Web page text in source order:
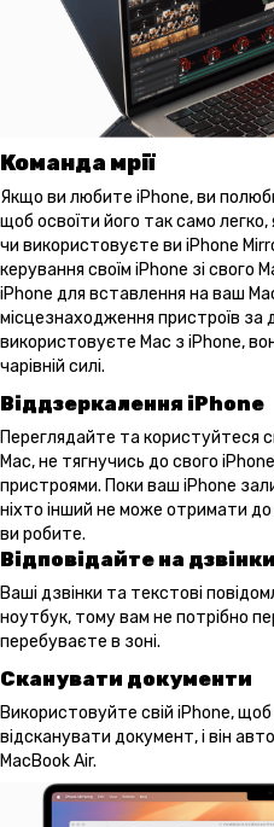
Команда мрії
Якщо ви любите iPhone, ви
щоб освоїти його так само легко,
чи використовуєте ви iPhone
керування своїм iPhone зі свого
iPhone для вставлення на ваш
місцезнаходження пристроїв за
використовуєте Mac з iPhone,
чарівній силі.
Віддзеркалення iPhone
Переглядайте та користуйтеся
Mac, не тягнучись до свого
пристроями. Поки ваш iPhone
ніхто інший не може отримати
ви робите.
Відповідайте на
Ваші дзвінки та текстові
ноутбук, тому вам не потрібно
перебуваєте в зоні.
Сканувати документи
Використовуйте свій iPhone,
відсканувати документ, і він
MacBook Air.